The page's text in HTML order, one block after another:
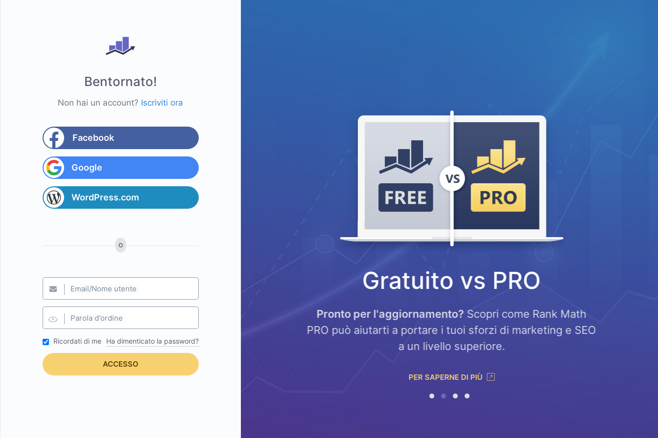
Bentornato!
Non hai un account? Iscriviti ora
Facebook
Google
WordPress.com
O
Email/Nome utente
Parola d'ordine
Ricordati di me Ha dimenticato la password?
ACCESSO
Generatore di schemi
nostro potente generatore di schemi ti aiuta a ottenere
risultati ricchi nei risultati di ricerca che migliorano le
percentuali di clic.
PER SAPERNE DI PIÙ
Gratuito vs PRO
Pronto per l'aggiornamento?Scopri come Rank Math
PRO può aiutarti a portare i tuoi sforzi di marketing e SEO
a un livello superiore.
PER SAPERNE DI PIÙ